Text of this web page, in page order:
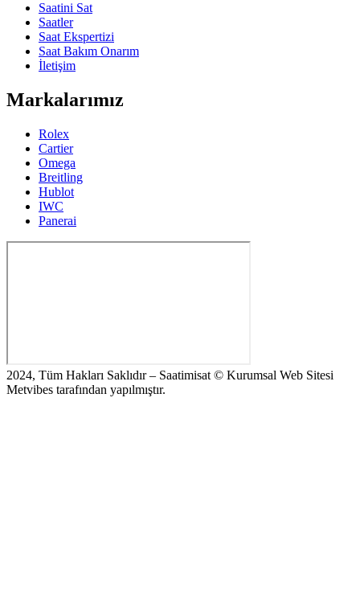
Saatini Sat
Saatler
Saat Ekspertizi
Saat Bakım Onarım
İletişim
Markalarımız
Rolex
Cartier
Omega
Breitling
Hublot
IWC
Panerai
2024, Tüm Hakları Saklıdır – Saatimisat © Kurumsal Web Sitesi
Metvibes tarafından yapılmıştır.